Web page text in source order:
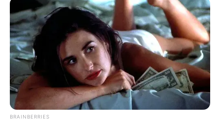
Dernière mise à jour ledate indisponible
Mercredi 1er Avril 2026 à ANGERS dans la Réunion
n°1 QUINTÉ GRAND PRIX ANGERS LOIRE
METROPOLE – Trot Attelé – 3100 à 3150 mètres.
Continuer la lecture deQUINTÉ GRAND PRIX ANGERS
BRAINBERRIES